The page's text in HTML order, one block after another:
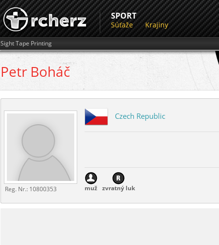
SPORT
Súťaže Krajiny
Sight Tape Printing
Petr Boháč
Reg. Nr.: 10800353
Czech Republic
muž zvratný luk